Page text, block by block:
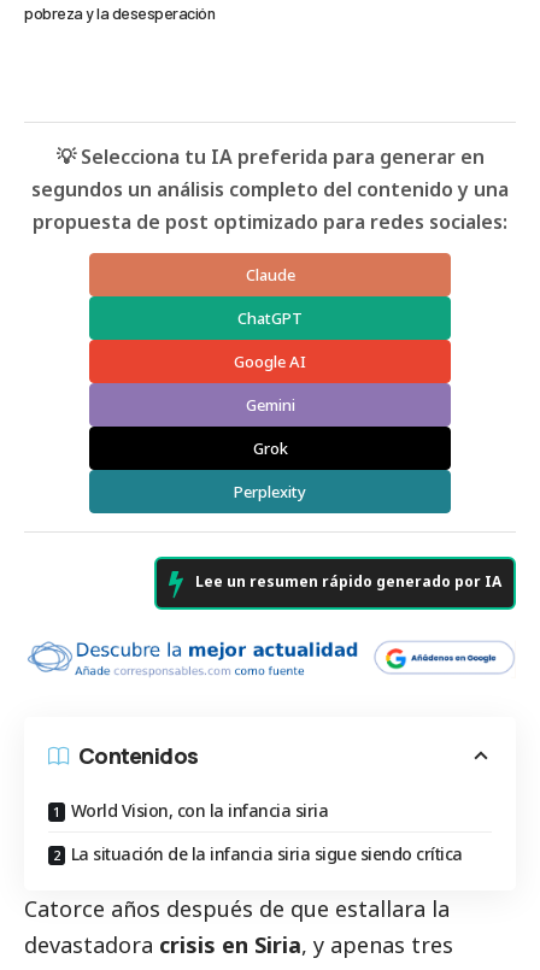
pobreza y la desesperación
💡 Selecciona tu IA preferida para generar en
segundos un análisis completo del contenido y una
propuesta de post optimizado para redes sociales:
Claude
ChatGPT
Google AI
Gemini
Grok
Perplexity
Lee un resumen rápido generado por IA
Contenidos
World Vision, con la infancia siria
La situación de la infancia siria sigue siendo crítica
Catorce años después de que estallara la
devastadora crisis en Siria, y apenas tres